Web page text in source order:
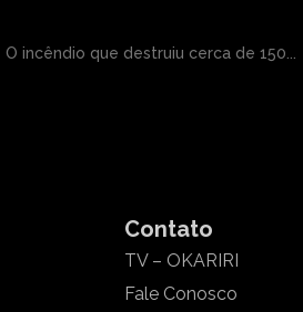
O incêndio que destruiu cerca de 150...
Contato
TV – OKARIRI
Fale Conosco